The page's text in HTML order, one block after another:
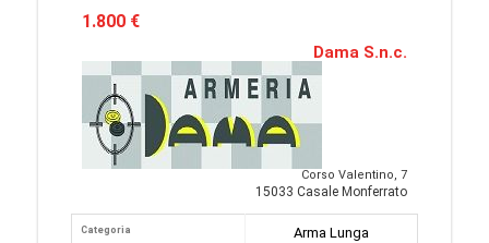
1.800 €
Dama S.n.c.
Corso Valentino, 7
15033 Casale Monferrato
Categoria
Arma Lunga